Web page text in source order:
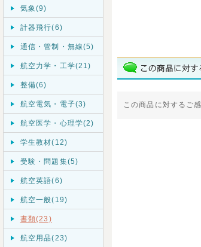
気象(9)
計器飛行(6)
通信・管制・無線(5)
航空力学・工学(21)
整備(6)
航空電気・電子(3)
航空医学・心理学(2)
学生教材(12)
受験・問題集(5)
航空英語(6)
航空一般(19)
書類(23)
航空用品(23)
この商品に対するご